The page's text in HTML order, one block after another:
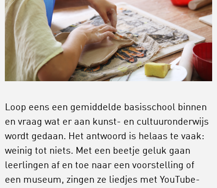
Loop eens een gemiddelde basisschool binnen
en vraag wat er aan kunst- en cultuuronderwijs
wordt gedaan. Het antwoord is helaas te vaak:
weinig tot niets. Met een beetje geluk gaan
leerlingen af en toe naar een voorstelling of
een museum, zingen ze liedjes met YouTube-